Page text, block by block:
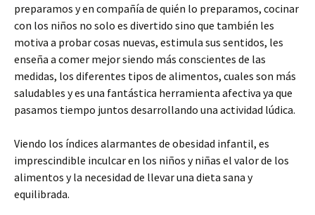
preparamos y en compañía de quién lo preparamos, cocinar
con los niños no solo es divertido sino que también les
motiva a probar cosas nuevas, estimula sus sentidos, les
enseña a comer mejor siendo más conscientes de las
medidas, los diferentes tipos de alimentos, cuales son más
saludables y es una fantástica herramienta afectiva ya que
pasamos tiempo juntos desarrollando una actividad lúdica.
Viendo los índices alarmantes de obesidad infantil, es
imprescindible inculcar en los niños y niñas el valor de los
alimentos y la necesidad de llevar una dieta sana y
equilibrada.